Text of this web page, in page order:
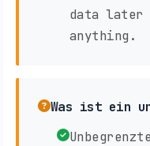
data later
anything.
Was ist ein